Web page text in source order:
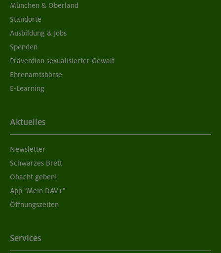
München & Oberland
Standorte
Ausbildung & Jobs
Spenden
Prävention sexualisierter Gewalt
Ehrenamtsbörse
E-Learning
Aktuelles
Newsletter
Schwarzes Brett
Obacht geben!
App "Mein DAV+"
Öffnungszeiten
Services